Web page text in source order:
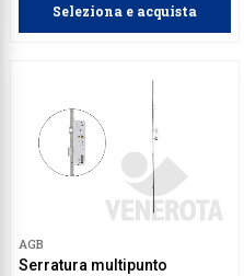
Seleziona e acquista
AGB
Serratura multipunto